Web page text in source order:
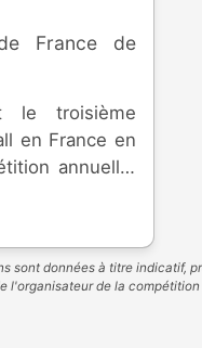
le troisième
en France en
annuelle.
semi-
et amateurs,
en 1993. Elle
sont données à titre indicatif,
l'organisateur de la